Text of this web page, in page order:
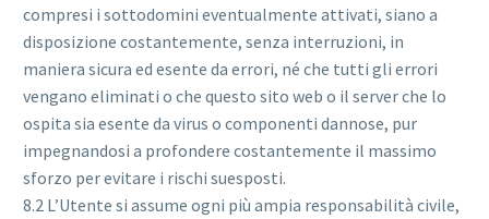
compresi i sottodomini eventualmente attivati, siano a
disposizione costantemente, senza interruzioni, in
maniera sicura ed esente da errori, né che tutti gli errori
vengano eliminati o che questo sito web o il server che lo
ospita sia esente da virus o componenti dannose, pur
impegnandosi a profondere costantemente il massimo
sforzo per evitare i rischi suesposti.
8.2 L’Utente si assume ogni più ampia responsabilità civile,